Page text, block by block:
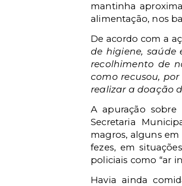
mantinha
alimentação, nos
De acordo com a
de higiene,
recolhimento de
como recusou,
realizar a doação
A apuração
Secretaria
magros, alguns em
fezes, em
policiais como “ar
Havia ainda